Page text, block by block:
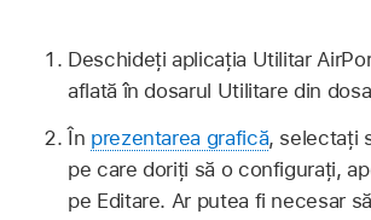
Deschideți aplicația Utilitar
aflată în dosarul Utilitare din
În prezentarea grafică, selectați
pe care doriți să o configurați,
pe Editare. Ar putea fi necesar